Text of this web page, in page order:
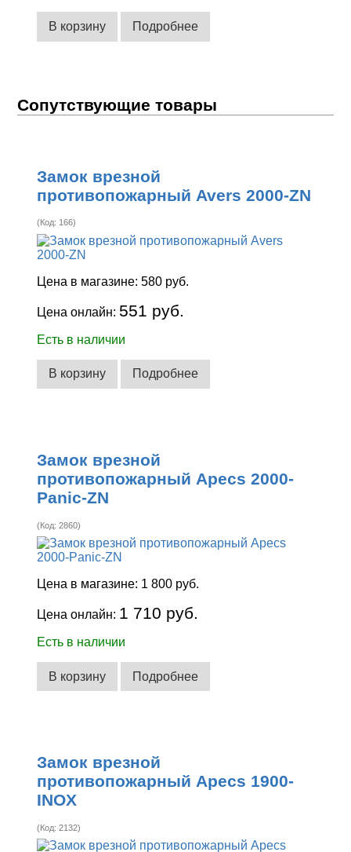
В корзину Подробнее
Сопутствующие товары
Замок врезной
противопожарный Avers 2000-ZN
(Код: 166)
Цена в магазине:580 руб.
Цена онлайн: 551 руб.
Есть в наличии
В корзину Подробнее
Замок врезной
противопожарный Apecs 2000-
Panic-ZN
(Код:2860)
Цена в магазине: 1 800 руб.
Цена онлайн: 1 710 руб.
Есть в наличии
В корзину Подробнее
Замок врезной
противопожарный Apecs 1900-
INOX
(Код:2132)